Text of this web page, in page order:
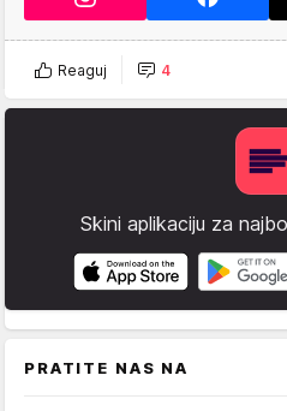
Reaguj 4
Skini aplikaciju za
PRATITE NAS NA